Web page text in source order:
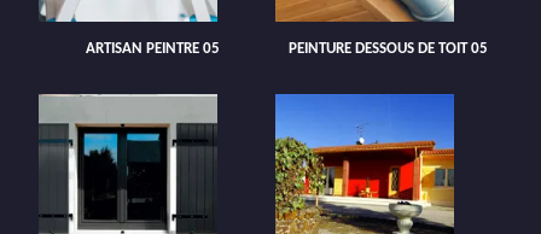
ARTISAN PEINTRE 05 PEINTURE DESSOUS DE TOIT 05